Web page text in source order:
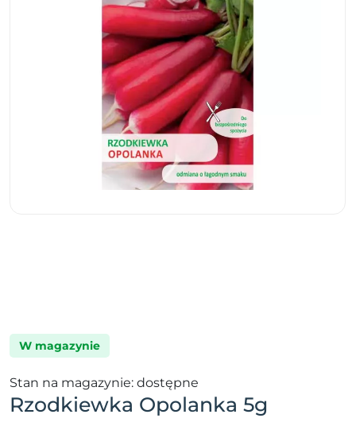
W magazynie
Stan na magazynie: dostępne
Rzodkiewka Opolanka 5g